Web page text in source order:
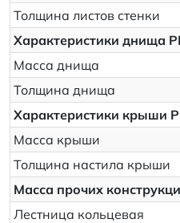
Толщина листов стенки
Характеристики днища
Масса днища
Толщина днища
Характеристики крыши
Масса крыши
Толщина настила крыши
Масса прочих
Лестница кольцевая